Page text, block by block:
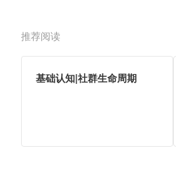
推荐阅读
基础认知|社群生命周期